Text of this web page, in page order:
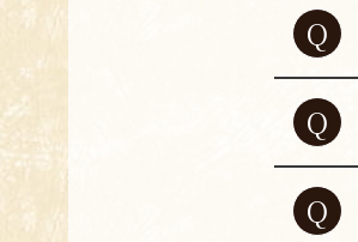
Q
A
Q
A
Q